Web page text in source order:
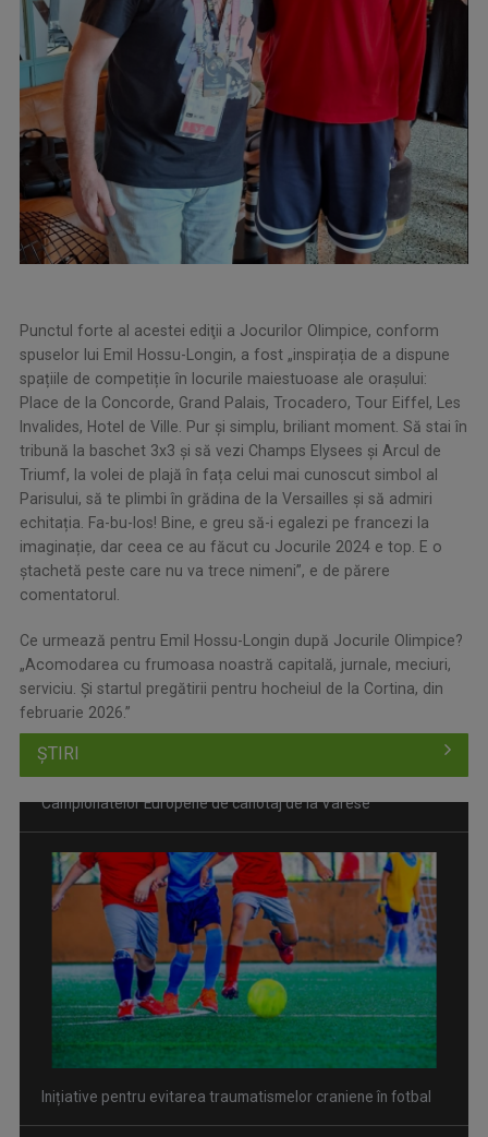
Punctul forte al acestei ediţii a Jocurilor Olimpice, conform
spuselor lui Emil Hossu-Longin, a fost „inspirația de a dispune
spațiile de competiție în locurile maiestuoase ale orașului:
Place de la Concorde, Grand Palais, Trocadero, Tour Eiffel, Les
Invalides, Hotel de Ville. Pur și simplu, briliant moment. Să stai în
tribună la baschet 3x3 și să vezi Champs Elysees și Arcul de
Triumf, la volei de plajă în fața celui mai cunoscut simbol al
Parisului, să te plimbi în grădina de la Versailles și să admiri
echitația. Fa-bu-los! Bine, e greu să-i egalezi pe francezi la
imaginație, dar ceea ce au făcut cu Jocurile 2024 e top. E o
ștachetă peste care nu va trece nimeni”, e de părere
comentatorul.
Ce urmează pentru Emil Hossu-Longin după Jocurile Olimpice?
„Acomodarea cu frumoasa noastră capitală, jurnale, meciuri,
serviciu. Și startul pregătirii pentru hocheiul de la Cortina, din
februarie 2026.”
ȘTIRI
Inițiative pentru evitarea traumatismelor craniene în fotbal